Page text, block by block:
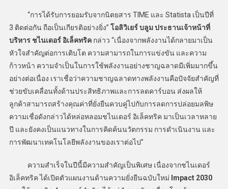
“การได้รับการยอมรับจากนิตยสาร TIME และ Statista เป็นปีที่
3 ติดต่อกัน ถือเป็นเกียรติอย่างยิ่ง” โอลิวิเยร์ บลูม ประธานเจ้าหน้าที่
บริหาร ชไนเดอร์ อิเล็คทริคกล่าว “เนื่องจากพลังงานได้กลายมาเป็น
หัวใจสำคัญต่อการเติบโต ความสามารถในการแข่งขัน และความ
ก้าวหน้า ความจำเป็นในการใช้พลังงานอย่างชาญฉลาดมีเพิ่มมากขึ้น
อย่างต่อเนื่อง เราเชื่อว่าความชาญฉลาดทางพลังงานคือปัจจัยสำคัญที่
ช่วยขับเคลื่อนทั้งด้านประสิทธิภาพและการลดคาร์บอน ส่งผลให้
ลูกค้าสามารถสร้างคุณค่าที่ยั่งยืนควบคู่ไปกับการลดการปล่อยมลพิษ
ความเชื่อดังกล่าวได้หล่อหลอมชไนเดอร์ อิเล็คทริค มาเป็นเวลาหลาย
ปี และยังคงเป็นแนวทางในการคิดค้นนวัตกรรม การดำเนินงาน และ
การพัฒนาเทคโนโลยีพลังงานของเราต่อไป”
ความสำเร็จในปีนี้มีความสำคัญเป็นพิเศษ เนื่องจากชไนเดอร์
อิเล็คทริค ได้เปิดตัวแผนงานด้านความยั่งยืนฉบับใหม่ Impact 2030